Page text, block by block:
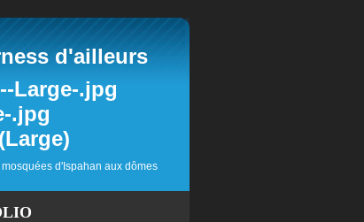
d'ailleurs
d'Ispahan aux dômes